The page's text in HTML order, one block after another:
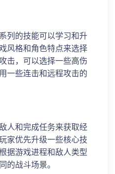
列的技能可以学习和升
风格和角色特点来选择
击，可以选择一些高伤
一些连击和远程攻击的
人和完成任务来获取经
家优先升级一些核心技
据游戏进程和敌人类型
的战斗场景。